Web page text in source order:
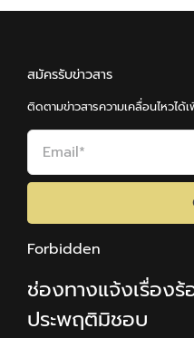
สมัครรับข่าวสาร
ติดตามข่าวสารความเคลื่อนไหวไ
Forbidden
ช่องทางแจ้งเรื่องร้
ประพฤติมิชอบ